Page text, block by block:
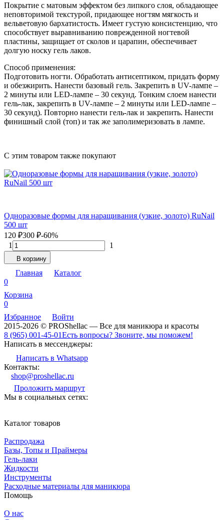
Покрытие с матовым эффектом без липкого слоя, обладающее
неповторимой текстурой, придающее ногтям мягкость и
вельветовую бархатистость. Имеет густую консистенцию, что
способствует выравниванию поврежденной ногтевой
пластины, защищает от сколов и царапин, обеспечивает
долгую носку гель лаков.
Способ применения:
Подготовить ногти. Обработать антисептиком, придать форму
и обезжирить. Нанести базовый гель. Закрепить в UV-лампе –
2 минуты или LED-лампе – 30 секунд. Тонким слоем нанести
гель-лак, закрепить в UV-лампе – 2 минуты или LED-лампе –
30 секунд). Повторно нанести гель-лак и закрепить. Нанести
финишный слой (топ) и так же заполимеризовать в лампе.
C этим товаром также покупают
Одноразовые формы для наращивания (узкие, золото) RuNail
500 шт
120 ₽300 ₽-60%
1
1
В корзину
Главная
Каталог
0
Корзина
0
Избранное
Войти
2015-2026 © PROShellac — Все для маникюра и красоты
8 (965) 001-45-01Есть вопросы? Звоните, мы поможем!
Написать в мессенджеры:
Написать в Whatsapp
Контакты:
shop@proshellac.ru
Проложить маршрут
Мы в социальных сетях:
Каталог товаров
Распродажа
Базы, Топы и Праймеры
Гель-лаки
Жидкости
Инструменты
Расходные материалы для маникюра
Помощь
О нас